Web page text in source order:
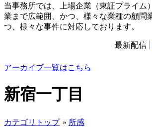
当事務所では、上場企業（東証プライム
業まで広範囲、かつ、様々な業種の顧問
つ、様々な事件に対応しております。
最新配信
アーカイブ一覧はこちら
新宿一丁目
カテゴリトップ » 所感